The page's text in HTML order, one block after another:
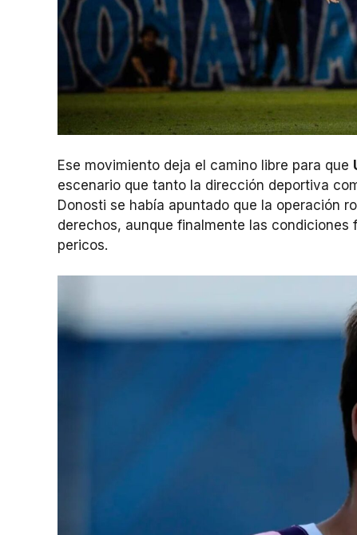
Ese movimiento deja el camino libre para que
escenario que tanto la dirección deportiva
Donosti se había apuntado que la operación
derechos, aunque finalmente las
pericos.